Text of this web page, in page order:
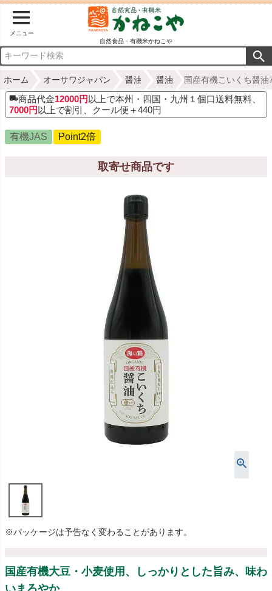
メニュー
自然食品・有機米かねこや
ホーム オーサワジャパン 醤油 醤油 国産有機こいくち醤
商品代金12000円 以上で本州・四国・九州１個口送料無料、
7000円 以上で割引、クール便＋440円
有機JAS Point2倍
取寄せ商品です
※パッケージは予告なく変わることがあります。
国産有機大豆・小麦使用、しっかりとした旨み、味わ